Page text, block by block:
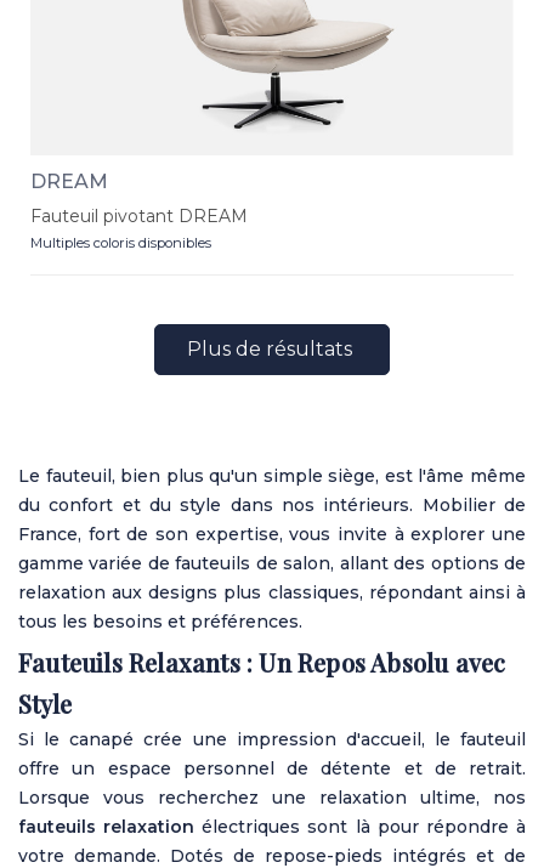
DREAM
Fauteuil pivotant DREAM
Multiples coloris disponibles
Plus de résultats
Le fauteuil, bien plus qu'un simple siège, est l'âme même
du confort et du style dans nos intérieurs. Mobilier de
France, fort de son expertise, vous invite à explorer une
gamme variée de fauteuils de salon, allant des options de
relaxation aux designs plus classiques, répondant ainsi à
tous les besoins et préférences.
Fauteuils Relaxants : Un Repos Absolu avec
Style
Si le canapé crée une impression d'accueil, le fauteuil
offre un espace personnel de détente et de retrait.
Lorsque vous recherchez une relaxation ultime, nos
fauteuils relaxation électriques sont là pour répondre à
votre demande. Dotés de repose-pieds intégrés et de